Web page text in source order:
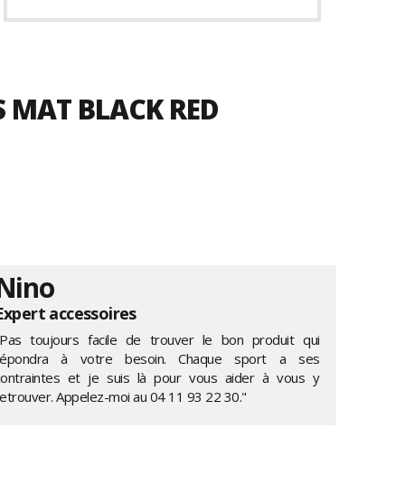
MAT BLACK RED
accessoires
toujours facile de trouver le bon produit qui
à votre besoin. Chaque sport a ses
et je suis là pour vous aider à vous y
Appelez-moi au04 11 93 22 30."